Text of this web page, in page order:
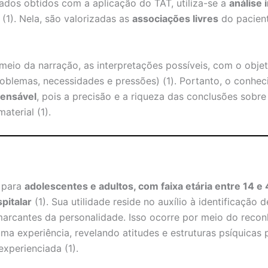
obtidos com a aplicação do TAT, utiliza-se a análise
(1). Nela, são valorizadas as associações livres do
da narração, as interpretações possíveis, com o
necessidades e pressões) (1). Portanto, o
, pois a precisão e a riqueza das conclusões
(1).
adolescentes e adultos, com faixa etária entre 14 e
(1). Sua utilidade reside no auxílio à identificação
da personalidade. Isso ocorre por meio do
experiência, revelando atitudes e estruturas psíquicas
(1).